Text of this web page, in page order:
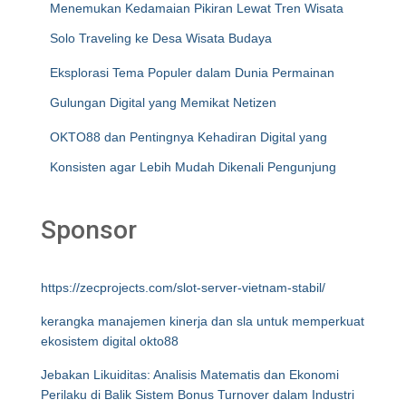
Menemukan Kedamaian Pikiran Lewat Tren Wisata
Solo Traveling ke Desa Wisata Budaya
Eksplorasi Tema Populer dalam Dunia Permainan
Gulungan Digital yang Memikat Netizen
OKTO88 dan Pentingnya Kehadiran Digital yang
Konsisten agar Lebih Mudah Dikenali Pengunjung
Sponsor
https://zecprojects.com/slot-server-vietnam-stabil/
kerangka manajemen kinerja dan sla untuk memperkuat
ekosistem digital okto88
Jebakan Likuiditas: Analisis Matematis dan Ekonomi
Perilaku di Balik Sistem Bonus Turnover dalam Industri